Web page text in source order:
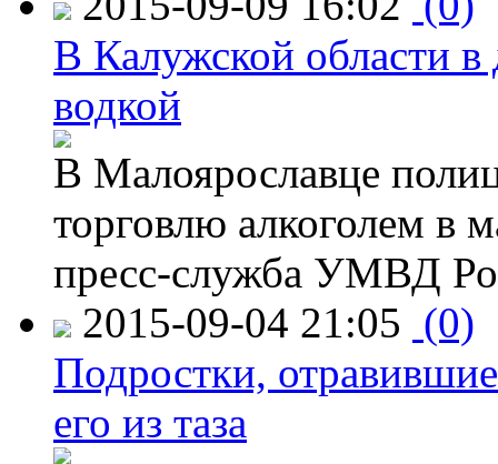
В Калужской области в
водкой
В Малоярославце
торговлю алкоголем в
пресс-служба УМВД
2015-09-04 21:05 (0)
Подростки,
его из таза